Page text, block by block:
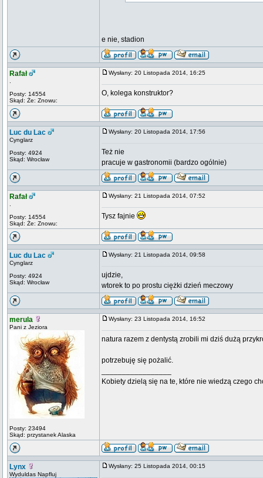
e nie, stadion
Rafał
Posty: 14554
Skąd: Że: Znowu:
Wysłany: 20 Listopada 2014, 16:25
O, kolega konstruktor?
Luc du Lac
Cynglarz
Posty: 4924
Skąd: Wrocław
Wysłany: 20 Listopada 2014, 17:56
Też nie
pracuje w gastronomii (bardzo ogólnie)
Rafał
Posty: 14554
Skąd: Że: Znowu:
Wysłany: 21 Listopada 2014, 07:52
Tysz fajnie
Luc du Lac
Cynglarz
Posty: 4924
Skąd: Wrocław
Wysłany: 21 Listopada 2014, 09:58
ujdzie,
wtorek to po prostu ciężki dzień meczowy
merula
Pani z Jeziora
Posty: 23494
Skąd: przystanek Alaska
Wysłany: 23 Listopada 2014, 16:52
natura razem z dentystą zrobili mi dziś dużą
potrzebuję się pożalić.
Kobiety dzielą się na te, które nie wiedzą czego
Lynx
Wyduldas Napfluj
Wysłany: 25 Listopada 2014, 00:15